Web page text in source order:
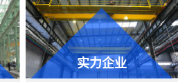
实力企业